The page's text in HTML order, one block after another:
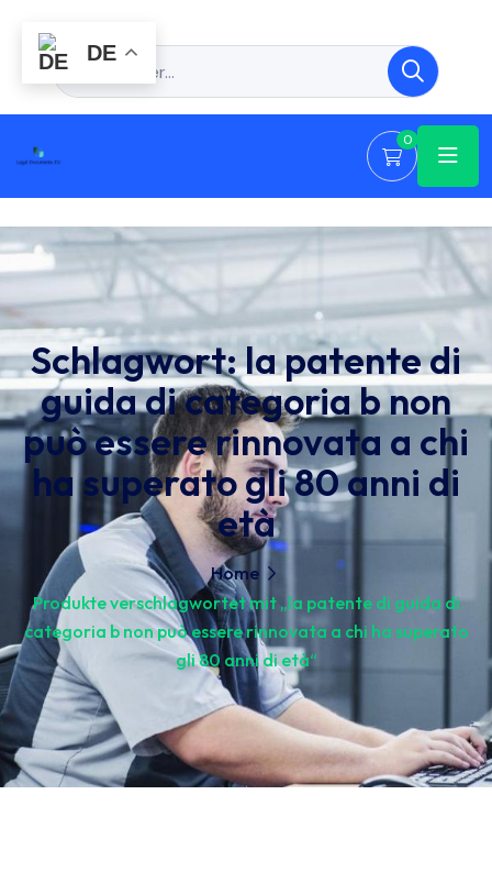
0
Schlagwort:la patente di
guida di categoria b non
può essere rinnovata a chi
ha superato gli 80 anni di
età
Home
Produkte verschlagwortet mit „la patente di guida di
categoria b non può essere rinnovata a chi ha superato
gli 80 anni di età“
DE